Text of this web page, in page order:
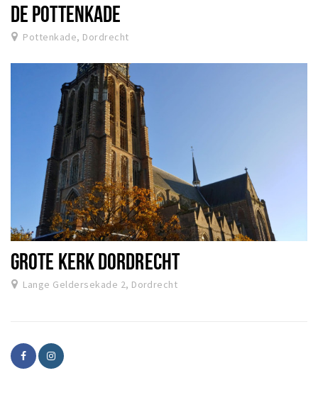
DE POTTENKADE
Pottenkade, Dordrecht
GROTE KERK DORDRECHT
Lange Geldersekade 2, Dordrecht